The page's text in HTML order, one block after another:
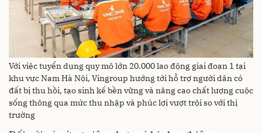
Với việc tuyển dụng quy mô lớn 20.000 lao động giai đoạn 1 tại
khu vực Nam Hà Nội, Vingroup hướng tới hỗ trợ người dân có
đất bị thu hồi, tạo sinh kế bền vững và nâng cao chất lượng cuộc
sống thông qua mức thu nhập và phúc lợi vượt trội so với thị
trường